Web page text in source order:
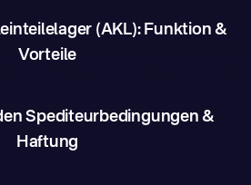
(AKL): Funktion &
Vorteile
Spediteurbedingungen &
Haftung